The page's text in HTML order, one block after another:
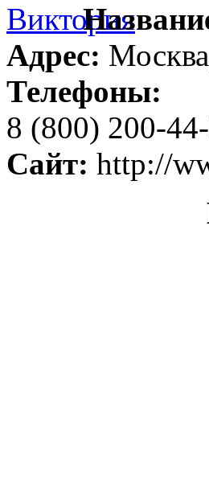
Адрес:
Телефоны:
8 (800) 200-
Сайт: http://